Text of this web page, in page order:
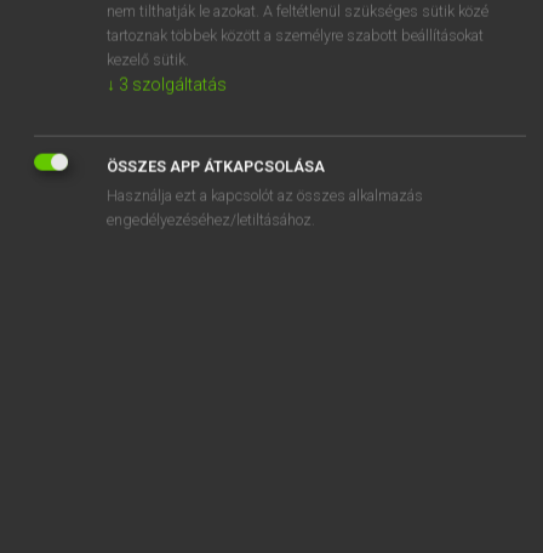
SZOTAR.NET APPLIKÁCIÓ
ONLINE NYELVVIZSGA
nem tilthatják le azokat. A feltétlenül szükséges sütik közé
tartoznak többek között a személyre szabott beállításokat
kezelő sütik.
↓ 3 szolgáltatás
ÖSSZES APP ÁTKAPCSOLÁSA
Használja ezt a kapcsolót az összes alkalmazás
engedélyezéséhez/letiltásához.